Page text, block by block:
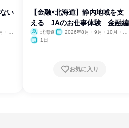
い
・11
【金融×北海道】静内地域を支
える JAのお仕事体験 金融編
北海道
2026年8月・9月・10月・11
1日
お気に入り